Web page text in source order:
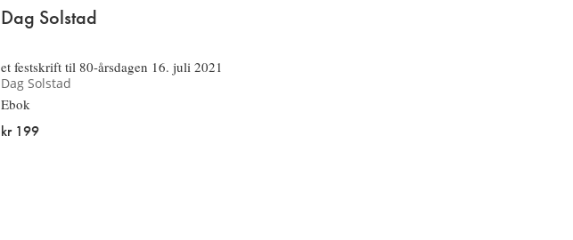
Dag Solstad
et festskrift til 80-årsdagen 16. juli 2021
Dag Solstad
Ebok
kr 199